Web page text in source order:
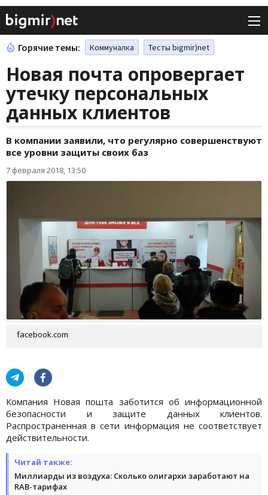
Горячие темы: Коммуналка Тесты bigmir)net
Новая почта опровергает
утечку персональных
данных клиентов
В компании заявили, что регулярно совершенствуют
все уровни защиты своих баз
7 февраля 2018, 13:50
facebook.com
Компания Новая пошта заботится об информационной
безопасности и защите данных клиентов.
Распространенная в сети информация не соответствует
действительности.
Читай также:
Миллиарды из воздуха: Сколько олигархи заработают на
RAB-тарифах